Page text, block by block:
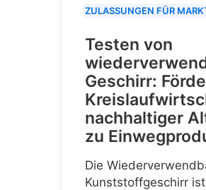
ZULASSUNGEN FÜR
Testen von
Geschirr:
nachhaltiger
zu
Die
Kunststoffgeschirr